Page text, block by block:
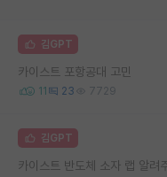
김GPT
카이스트 포항공대 고민
11 23 7729
김GPT
카이스트 반도체 소자 랩 알려